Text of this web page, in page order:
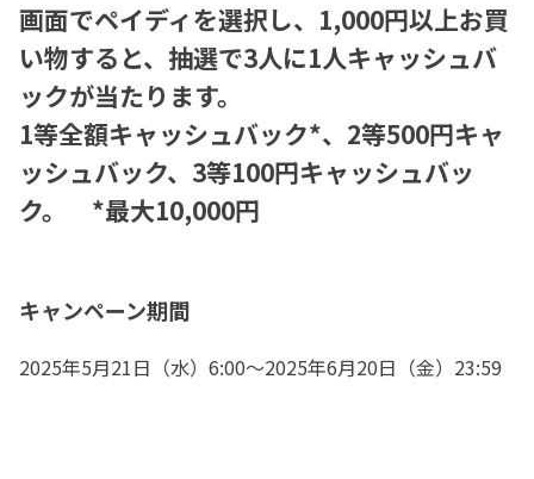
画面でペイディを選択し、1,000円以上お買
い物すると、抽選で3人に1人キャッシュバ
ックが当たります。
1等全額キャッシュバック*、2等500円キャ
ッシュバック、3等100円キャッシュバッ
ク。 *最大10,000円
キャンペーン期間
2025年5月21日（水）6:00～2025年6月20日（金）23:59